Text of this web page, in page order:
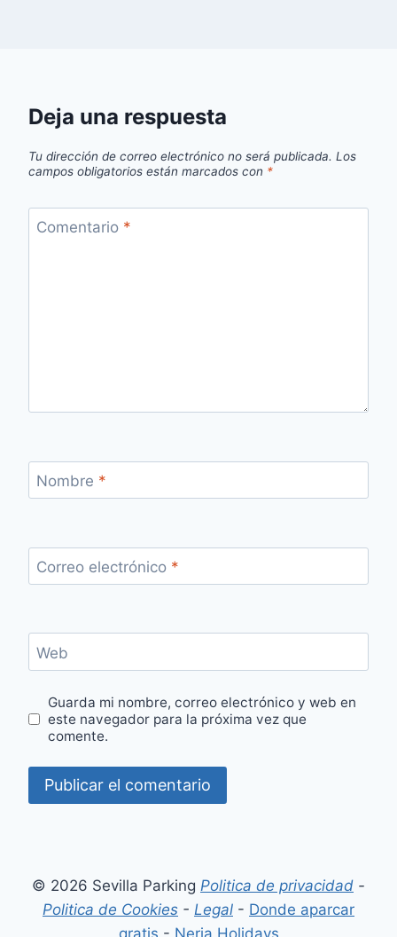
Deja una respuesta
Tu dirección de correo electrónico no será publicada. Los
campos obligatorios están marcados con *
Comentario *
Nombre *
Correo electrónico *
Web
Guarda mi nombre, correo electrónico y web en
este navegador para la próxima vez que
comente.
© 2026 Sevilla Parking Politica de privacidad -
Politica de Cookies - Legal - Donde aparcar